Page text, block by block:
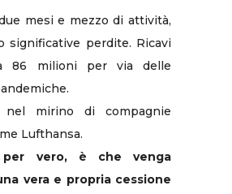
mesi e mezzo di attività,
significative perdite. Ricavi
86 milioni per via delle
mirino di compagnie
Lufthansa.
vero, è che venga
vera e propria cessione